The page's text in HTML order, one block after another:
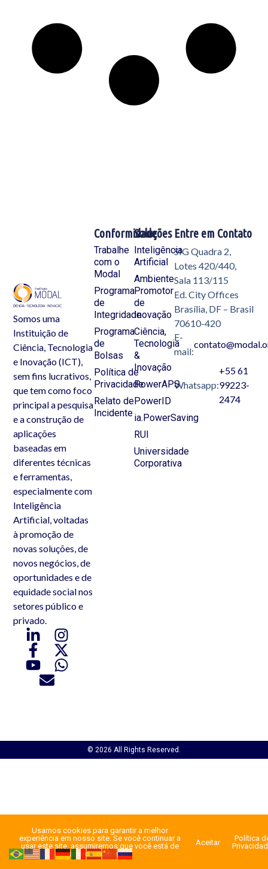
Somos uma
Instituição de
Ciência, Tecnologia
e Inovação (ICT),
sem fins lucrativos,
que tem como foco
principal a pesquisa
e a construção de
aplicações
baseadas em
diferentes técnicas
e ferramentas,
especialmente com
Inteligência
Artificial, voltadas
à promoção de
novas soluções, de
novos negócios, de
oportunidades e de
equidade social nos
setores público e
privado.
Soluções
Inteligência
Artificial
Ambiente
Promotor
de
Inovação
Ciência,
Tecnologia
&
Inovação
PowerAPS
PowerID
ia.PowerSaving
RUI
Universidade
Corporativa
Conformidade
Trabalhe
com o
Modal
Programa
de
Integridade
Programa
de
Bolsas
Política de
Privacidade
Relato de
Incidente
Entre em Contato
SIG Quadra 2,
Lotes 420/440,
Sala 113/115
Ed. City Offices
Brasília, DF – Brasil
70610-420
E-
mail:
Whatsapp:
+55 61
99223-
2474
© 2026 All Rights Reserved.
Usamos cookies para garantir a melhor
experiência em nosso site. Se você continuar a
usar este site, assumiremos que você está de
acordo com isso.
Aceitar
Política